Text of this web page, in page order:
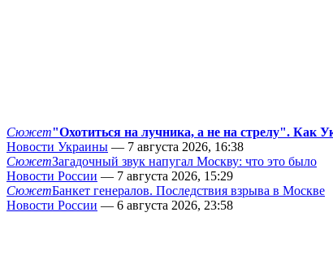
Сюжет"Охотиться на лучника, а не на стрелу". Как
Новости Украины — 7 августа 2026, 16:38
СюжетЗагадочный звук напугал Москву: что это было
Новости России — 7 августа 2026, 15:29
СюжетБанкет генералов. Последствия взрыва в Москве
Новости России — 6 августа 2026, 23:58